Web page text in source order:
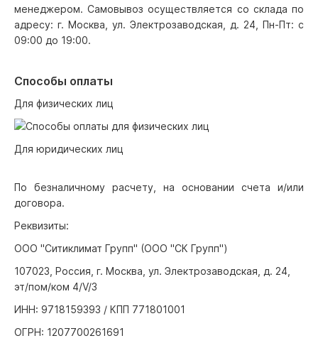
менеджером. Самовывоз осуществляется со склада по
адресу: г. Москва, ул. Электрозаводская, д. 24, Пн-Пт: с
09:00 до 19:00.
Способы оплаты
Для физических лиц
Для юридических лиц
По безналичному расчету, на основании счета и/или
договора.
Реквизиты:
ООО "Ситиклимат Групп" (ООО "СК Групп")
107023, Россия, г. Москва, ул. Электрозаводская, д. 24,
эт/пом/ком 4/V/3
ИНН: 9718159393 / КПП 771801001
ОГРН: 1207700261691